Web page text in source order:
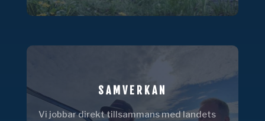
SAMVERKAN
Vi jobbar direkt tillsammans med landets